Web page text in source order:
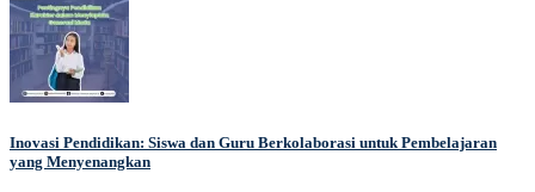
Inovasi Pendidikan: Siswa dan Guru Berkolaborasi untuk Pembelajaran
yang Menyenangkan